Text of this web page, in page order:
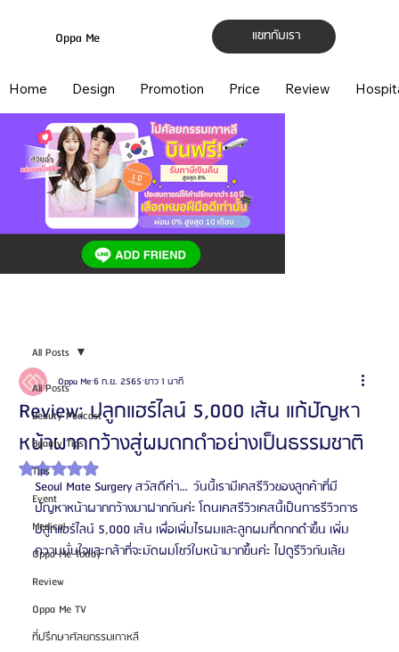
แชทกับเรา
Oppa Me
Home Design Promotion Price Review
All Posts
Beauty Podcast
Beauty Tips
Tips
Event
Medical
Oppa Me Today
Review
Oppa Me TV
ที่ปรึกษาศัลยกรรมเกาหลี
All Posts
Review: ปลูกแฮร์ไลน์ 5,000 เส้น แก้ปัญหา
หน้าผากกว้างสู่ผมดกดำอย่างเป็นธรรมชาติ
Oppa Me6 ก.ย. 2565 ยาว 1 นาที
ได้รับ NaN เต็ม 5 ดาว
Seoul Mate Surgery สวัสดีค่า…วันนี้เรามีเคสรีวิวของลูกค้าที่มี
ปัญหาหน้าผากกว้างมาฝากกันค่ะ โดนเคสรีวิวเคสนี้เป็นการรีวิวการ
ปลูกแฮร์ไลน์ 5,000 เส้น เพื่อเพิ่มไรผมและลูกผมที่ดกกดำขึ้น เพิ่ม
ความมั่นใจและกล้าที่จะมัดผมโชว์ใบหน้ามากขึ้นค่ะ ไปดูรีวิวกันเล้ย